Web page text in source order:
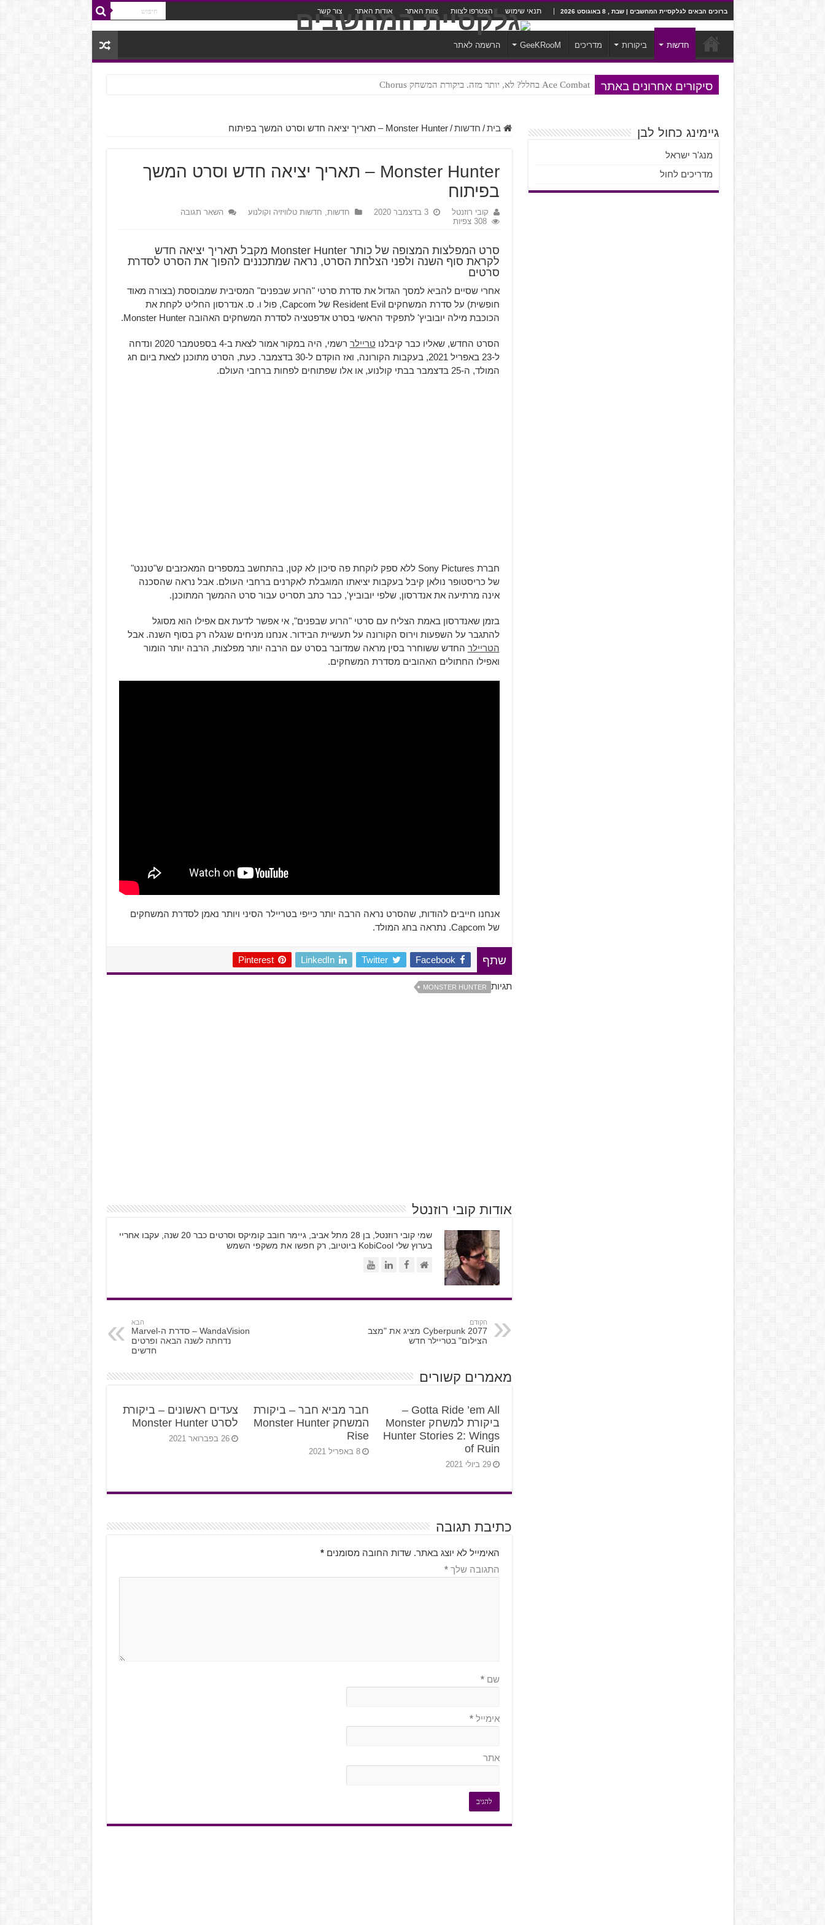
ברוכים הבאים לגלקסיית המחשבים | שבת , 8 באוגוסט 2026 תנאי שימוש הצטרפו לצוות צוות האתר אודות האתר צור קשר
חדשות ביקורות מדריכים GeeKRooM הרשמה לאתר
סיקורים אחרונים באתר Ace Combat בחלל? לא, יותר מזה. ביקורת המשחק Chorus
Steven Universe והשירים שתורגמו בצורה נוראית לעברית
בית / חדשות / Monster Hunter – תאריך יציאה חדש וסרט המשך בפיתוח
Monster Hunter – תאריך יציאה חדש וסרט המשך
בפיתוח
קובי רוזנטל 3 בדצמבר 2020 חדשות, חדשות טלוויזיה וקולנוע
השאר תגובה
308 צפיות
סרט המפלצות המצופה של כותר Monster Hunter מקבל תאריך יציאה חדש
לקראת סוף השנה ולפני הצלחת הסרט, נראה שמתכננים להפוך את הסרט לסדרת
סרטים
אחרי שסיים להביא למסך הגדול את סדרת סרטי "הרוע שבפנים" המסיבית שמבוססת (בצורה מאוד
חופשית) על סדרת המשחקים Resident Evil של Capcom, פול ו. ס. אנדרסון החליט לקחת את
הכוכבת מילה יובוביץ' לתפקיד הראשי בסרט אדפטציה לסדרת המשחקים האהובה Monster Hunter.
הסרט החדש, שאליו כבר קיבלנו טריילר
רשמי, היה במקור אמור לצאת ב-4 בספטמבר 2020 ונדחה
ל-23 באפריל 2021, בעקבות הקורונה, ואז הוקדם ל-30 בדצמבר. כעת, הסרט מתוכנן לצאת ביום חג
המולד, ה-25 בדצמבר בבתי קולנוע, או אלו שפתוחים לפחות ברחבי העולם.
חברת Sony Pictures ללא ספק לוקחת פה סיכון לא קטן, בהתחשב במספרים המאכזבים ש"טננט"
של כריסטופר נולאן קיבל בעקבות יציאתו המוגבלת לאקרנים ברחבי העולם. אבל נראה שהסכנה
אינה מרתיעה את אנדרסון, שלפי יובוביץ', כבר כתב תסריט עבור סרט ההמשך המתוכנן.
בזמן שאנדרסון באמת הצליח עם סרטי "הרוע שבפנים", אי אפשר לדעת אם אפילו הוא מסוגל
להתגבר על השפעות וירוס הקורונה על תעשיית הבידור. אנחנו מניחים שנגלה רק בסוף השנה. אבל
הטריילר החדש ששוחרר בסין מראה שמדובר בסרט עם הרבה יותר מפלצות, הרבה יותר הומור
ואפילו החתולים האהובים מסדרת המשחקים.
אנחנו חייבים להודות, שהסרט נראה הרבה יותר כייפי בטריילר הסיני ויותר נאמן לסדרת המשחקים
של Capcom. נתראה בחג המולד.
שתף Facebook
Twitter
LinkedIn
Pinterest
תגיות MONSTER HUNTER
אודות קובי רוזנטל
שמי קובי רוזנטל, בן 28 מתל אביב, גיימר חובב קומיקס וסרטים כבר 20 שנה, עקבו אחריי
בערוץ שלי KobiCool ביוטיוב, רק חפשו את משקפי השמש
הקודם
Cyberpunk 2077 מציג את "מצב
הצילום" בטריילר חדש
הבא
WandaVision – סדרת ה-Marvel
נדחתה לשנה הבאה ופרטים
חדשים
מאמרים קשורים
Gotta Ride ’em All –
ביקורת למשחק Monster
Hunter Stories 2: Wings
of Ruin
29 ביולי 2021
חבר מביא חבר – ביקורת
המשחק Monster Hunter
Rise
8 באפריל 2021
צעדים ראשונים – ביקורת
לסרט Monster Hunter
26 בפברואר 2021
כתיבת תגובה
האימייל לא יוצג באתר. שדות החובה מסומנים*
התגובה שלך*
שם*
אימייל*
אתר
גיימינג כחול לבן
מנג'ר ישראל
מדריכים לחול